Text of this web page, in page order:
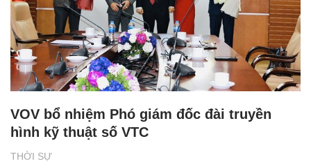
THỜI SỰ
VOV bổ nhiệm Phó giám đốc đài truyền
hình kỹ thuật số VTC